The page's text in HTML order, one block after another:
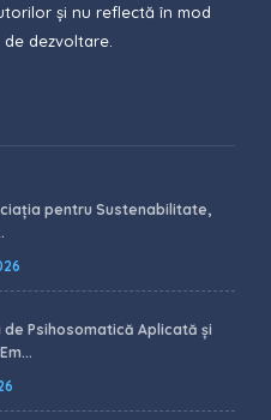
și nu reflectă în mod
dezvoltare.
pentru Sustenabilitate,
Psihosomatică Aplicată și